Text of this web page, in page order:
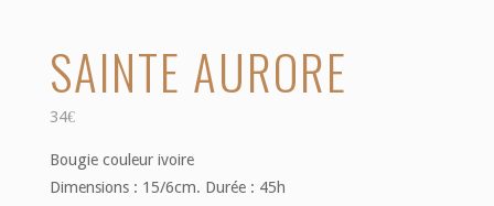
SAINTE AURORE
34€
Bougie couleur ivoire
Dimensions : 15/6cm. Durée : 45h